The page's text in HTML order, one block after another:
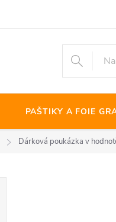
PAŠTIKY A FOIE
Dárková poukázka v